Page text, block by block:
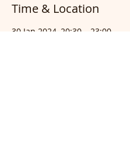
Time & Location
30 Jan 2024, 20:30 – 23:00